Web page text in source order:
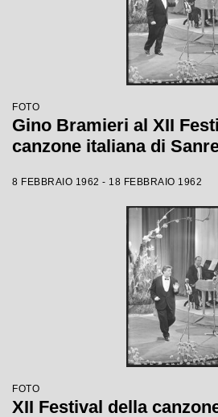
FOTO
Gino Bramieri al XII
canzone italiana di
8 FEBBRAIO 1962 - 18 FEBBRAIO 1962
FOTO
XII Festival della